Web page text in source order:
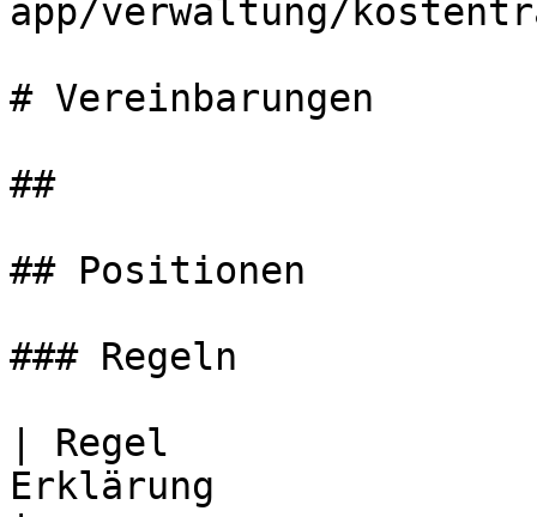
app/verwaltung/
# Vereinbarungen
##
## Positionen
### Regeln
| Regel
Erklärung